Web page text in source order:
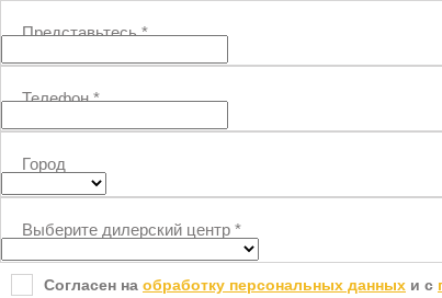
Представьтесь*
Телефон*
Город
Выберите дилерский центр *
Согласен на обработку персональных данных и c